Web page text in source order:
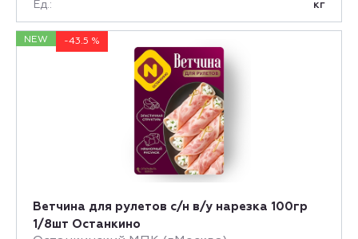
Ед.:
кг
NEW -43.5 %
Ветчина для рулетов с/н в/у нарезка 100гр
1/8шт Останкино